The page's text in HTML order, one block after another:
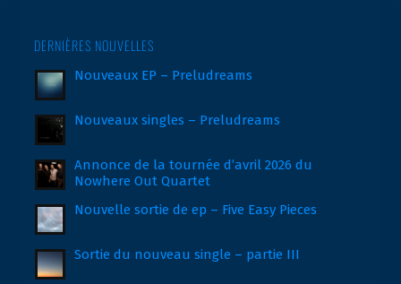
DERNIÈRES NOUVELLES
Nouveaux EP – Preludreams
Nouveaux singles – Preludreams
Annonce de la tournée d’avril 2026 du
Nowhere Out Quartet
Nouvelle sortie de ep – Five Easy Pieces
Sortie du nouveau single – partie III